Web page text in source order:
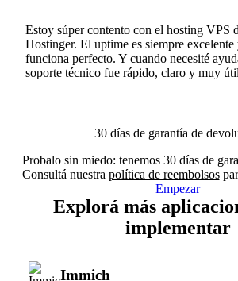
Estoy súper contento con el hosting VPS
Hostinger. El uptime es siempre
funciona perfecto. Y cuando necesité
soporte técnico fue rápido, claro y muy
30 días de garantía de
Probalo sin miedo: tenemos 30 días de
Consultá nuestra política de reembolsos
Empezar
Explorá más
implementar
Immich